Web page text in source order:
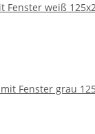
Wert auf
mit
auf eine
weiß